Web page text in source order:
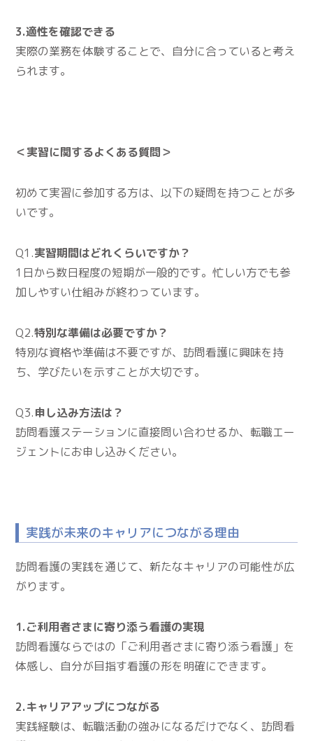
3.適性を確認できる
実際の業務を体験することで、自分に合っていると考え
られます。
＜実習に関するよくある質問＞
初めて実習に参加する方は、以下の疑問を持つことが多
いです。
Q1.実習期間はどれくらいですか？
1日から数日程度の短期が一般的です。忙しい方でも参
加しやすい仕組みが終わっています。
Q2.特別な準備は必要ですか？
特別な資格や準備は不要ですが、訪問看護に興味を持
ち、学びたいを示すことが大切です。
Q3.申し込み方法は？
訪問看護ステーションに直接問い合わせるか、転職エー
ジェントにお申し込みください。
実践が未来のキャリアにつながる理由
訪問看護の実践を通じて、新たなキャリアの可能性が広
がります。
1.ご利用者さまに寄り添う看護の実現
訪問看護ならではの「ご利用者さまに寄り添う看護」を
体感し、自分が目指す看護の形を明確にできます。
2.キャリアアップにつながる
実践経験は、転職活動の強みになるだけでなく、訪問看